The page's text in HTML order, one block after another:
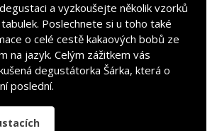
a vyzkoušejte několik vzorků
Poslechnete si u toho také
o celé cestě kakaových bobů ze
na jazyk. Celým zážitkem vás
degustátorka Šárka, která o
poslední.